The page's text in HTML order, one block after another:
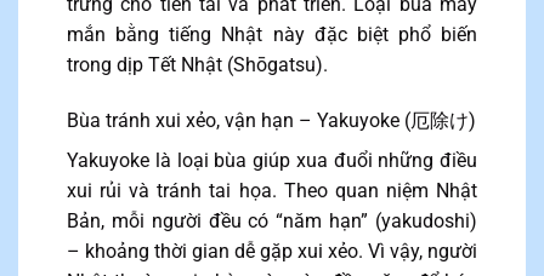
mắn bằng tiếng Nhật này đặc biệt phổ biến
trong dịp Tết Nhật (Shōgatsu).
Bùa tránh xui xẻo, vận hạn – Yakuyoke (厄除け)
Yakuyoke là loại bùa giúp xua đuổi những điều
xui rủi và tránh tai họa. Theo quan niệm Nhật
Bản, mỗi người đều có “năm hạn” (yakudoshi)
– khoảng thời gian dễ gặp xui xẻo. Vì vậy, người